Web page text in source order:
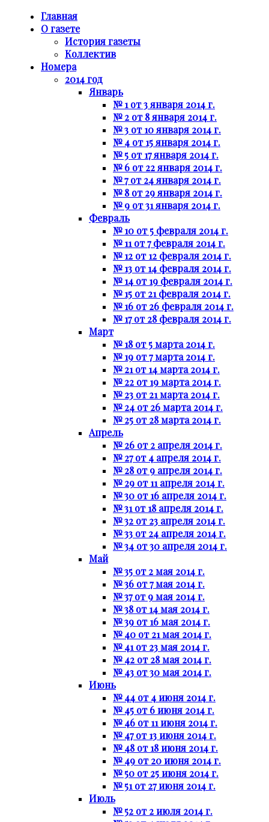
Главная
О газете
История газеты
Коллектив
Номера
2014 год
Январь
№ 1 от 3 января 2014 г.
№ 2 от 8 января 2014 г.
№ 3 от 10 января 2014 г.
№ 4 от 15 января 2014 г.
№ 5 от 17 января 2014 г.
№ 6 от 22 января 2014 г.
№ 7 от 24 января 2014 г.
№ 8 от 29 января 2014 г.
№ 9 от 31 января 2014 г.
Февраль
№ 10 от 5 февраля 2014 г.
№ 11 от 7 февраля 2014 г.
№ 12 от 12 февраля 2014 г.
№ 13 от 14 февраля 2014 г.
№ 14 от 19 февраля 2014 г.
№ 15 от 21 февраля 2014 г.
№ 16 от 26 февраля 2014 г.
№ 17 от 28 февраля 2014 г.
Март
№ 18 от 5 марта 2014 г.
№ 19 от 7 марта 2014 г.
№ 21 от 14 марта 2014 г.
№ 22 от 19 марта 2014 г.
№ 23 от 21 марта 2014 г.
№ 24 от 26 марта 2014 г.
№ 25 от 28 марта 2014 г.
Апрель
№ 26 от 2 апреля 2014 г.
№ 27 от 4 апреля 2014 г.
№ 28 от 9 апреля 2014 г.
№ 29 от 11 апреля 2014 г.
№ 30 от 16 апреля 2014 г.
№ 31 от 18 апреля 2014 г.
№ 32 от 23 апреля 2014 г.
№ 33 от 24 апреля 2014 г.
№ 34 от 30 апреля 2014 г.
Май
№ 35 от 2 мая 2014 г.
№ 36 от 7 мая 2014 г.
№ 37 от 9 мая 2014 г.
№ 38 от 14 мая 2014 г.
№ 39 от 16 мая 2014 г.
№ 40 от 21 мая 2014 г.
№ 41 от 23 мая 2014 г.
№ 42 от 28 мая 2014 г.
№ 43 от 30 мая 2014 г.
Июнь
№ 44 от 4 июня 2014 г.
№ 45 от 6 июня 2014 г.
№ 46 от 11 июня 2014 г.
№ 47 от 13 июня 2014 г.
№ 48 от 18 июня 2014 г.
№ 49 от 20 июня 2014 г.
№ 50 от 25 июня 2014 г.
№ 51 от 27 июня 2014 г.
Июль
№ 52 от 2 июля 2014 г.